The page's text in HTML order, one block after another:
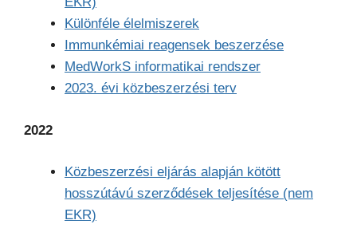
Különféle élelmiszerek
Immunkémiai reagensek beszerzése
MedWorkS informatikai rendszer
2023. évi közbeszerzési terv
2022
Közbeszerzési eljárás alapján kötött
hosszútávú szerződések teljesítése (nem
EKR)